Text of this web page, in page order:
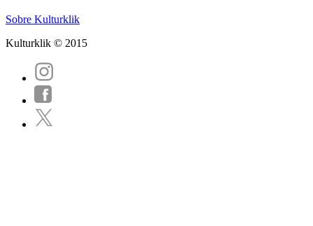
Sobre Kulturklik
Kulturklik © 2015